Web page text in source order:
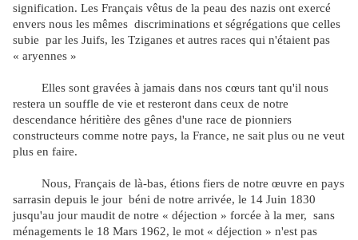
signification. Les Français vêtus de la peau des nazis ont exercé
envers nous les mêmes discriminations et ségrégations que celles
subie par les Juifs, les Tziganes et autres races qui n'étaient pas
« aryennes »
Elles sont gravées à jamais dans nos cœurs tant qu'il nous
restera un souffle de vie et resteront dans ceux de notre
descendance héritière des gênes d'une race de pionniers
constructeurs comme notre pays, la France, ne sait plus ou ne veut
plus en faire.
Nous, Français de là-bas, étions fiers de notre œuvre en pays
sarrasin depuis le jour béni de notre arrivée, le 14 Juin 1830
jusqu'au jour maudit de notre « déjection » forcée à la mer, sans
ménagements le 18 Mars 1962, le mot « déjection » n'est pas